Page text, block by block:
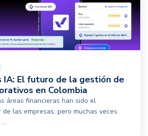
IA: El futuro de la gestión de
en Colombia
áreas financieras han sido el
las empresas, pero muchas veces